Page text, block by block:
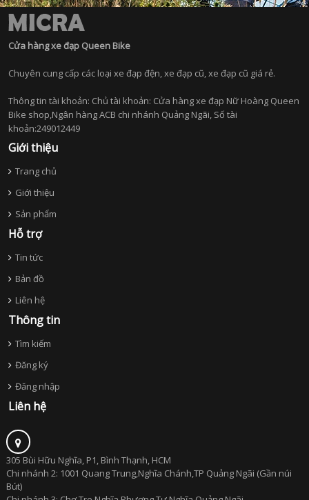
Cửa hàng xe đạp Queen Bike
Chuyên cung cấp các loại xe đạp đện, xe đạp cũ, xe đạp cũ giá rẻ.
Thông tin tài khoản: Chủ tài khoản: Cửa hàng xe đạp Nữ Hoàng Queen
Bike shop,Ngân hàng ACB chi nhánh Quảng Ngãi, Số tài
khoản:249012449
Giới thiệu
Trang chủ
Giới thiệu
Sản phẩm
Hỗ trợ
Tin tức
Bản đồ
Liên hệ
Thông tin
Tìm kiếm
Đăng ký
Đăng nhập
Liên hệ
305 Bùi Hữu Nghĩa, P1, Bình Thạnh, HCM
Chi nhánh 2: 1001 Quang Trung,Nghĩa Chánh,TP Quảng Ngãi (Gần núi
Bút)